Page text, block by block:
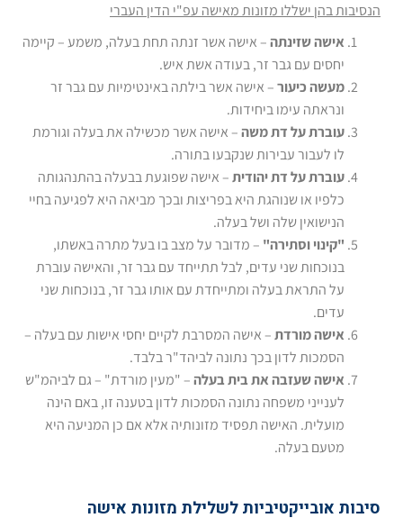
הנסיבות בהן ישללו מזונות מאישה עפ"י הדין העברי
אישה שזינתה– אישה אשר זנתה תחת בעלה, משמע – קיימה
יחסים עם גבר זר, בעודה אשת איש.
מעשה כיעור– אישה אשר בילתה באינטימיות עם גבר זר
ונראתה עימו ביחידות.
עוברת על דת משה– אישה אשר מכשילה את בעלה וגורמת
לו לעבור עבירות שנקבעו בתורה.
עוברת על דת יהודית– אישה שפוגעת בבעלה בהתנהגותה
כלפיו או שנוהגת היא בפריצות ובכך מביאה היא לפגיעה בחיי
הנישואין שלה ושל בעלה.
"קינוי וסתירה" – מדובר על מצב בו בעל מתרה באשתו,
בנוכחות שני עדים, לבל תתייחד עם גבר זר, והאישה עוברת
על התראת בעלה ומתייחדת עם אותו גבר זר, בנוכחות שני
עדים.
אישה מורדת– אישה המסרבת לקיים יחסי אישות עם בעלה –
הסמכות לדון בכך נתונה לביהד"ר בלבד.
אישה שעזבה את בית בעלה– "מעין מורדת" – גם לביהמ"ש
לענייני משפחה נתונה הסמכות לדון בטענה זו, באם הינה
מועלית. האישה תפסיד מזונותיה אלא אם כן המניעה היא
מטעם בעלה.
סיבות אובייקטיביות לשלילת מזונות אישה